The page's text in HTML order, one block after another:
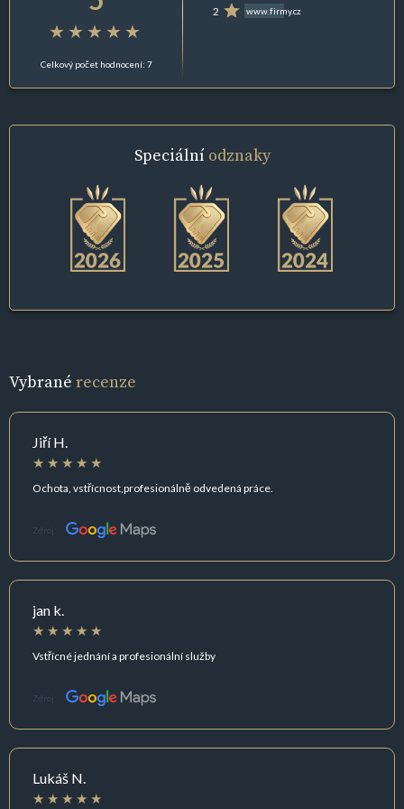
Celkový počet hodnocení: 7
2 www.firmy.cz
Speciální odznaky
Vybrané recenze
Jiří H.
Ochota, vstřícnost,profesionálně odvedená práce.
Zdroj:
jan k.
Vstřícné jednání a profesionální služby
Zdroj:
Lukáš N.